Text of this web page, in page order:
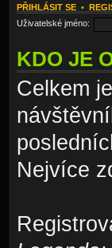
PŘIHLÁSIT SE •
Uživatelské jméno:
KDO JE
Celkem
Nejvíce